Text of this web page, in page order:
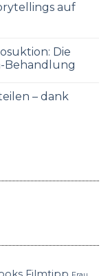
auf
Die
Behandlung
– dank